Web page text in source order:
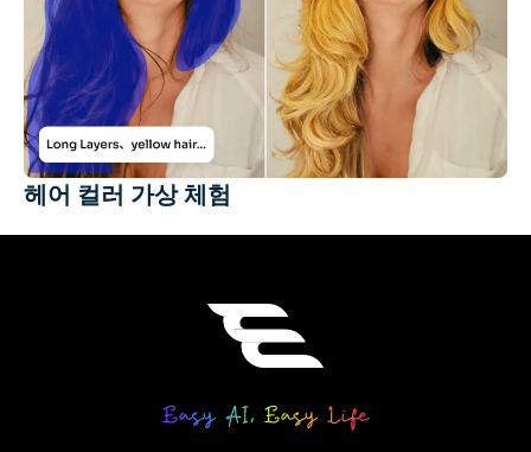
헤어 컬러 가상 체험